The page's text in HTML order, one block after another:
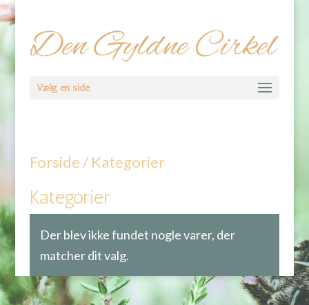
Vælg en side
Forside/ Kategorier
Kategorier
Der blev ikke fundet nogle varer, der
matcher dit valg.